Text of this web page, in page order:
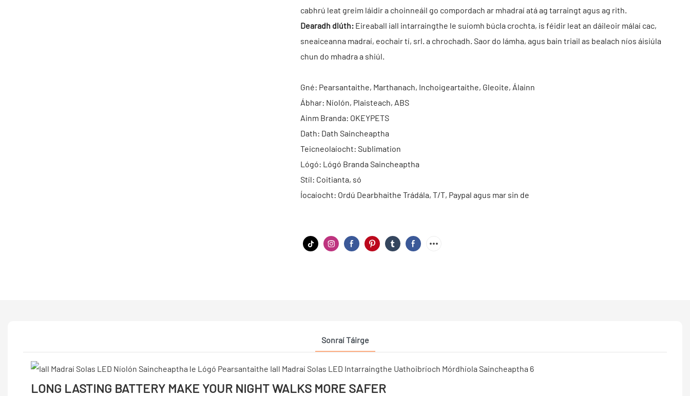
cabhrú leat greim láidir a choinneáil go compordach ar mhadraí atá ag tarraingt agus ag rith.
Dearadh dlúth: Eireaball iall intarraingthe le suíomh búcla crochta, is féidir leat an dáileoir málaí cac,
sneaiceanna madraí, eochair tí, srl. a chrochadh. Saor do lámha, agus bain triail as bealach níos áisiúla
chun do mhadra a shiúl.
Gné: Pearsantaithe, Marthanach, Inchoigeartaithe, Gleoite, Álainn
Ábhar: Níolón, Plaisteach, ABS
Ainm Branda: OKEYPETS
Dath: Dath Saincheaptha
Teicneolaíocht: Sublimation
Lógó: Lógó Branda Saincheaptha
Stíl: Coitianta, só
Íocaíocht: Ordú Dearbhaithe Trádála, T/T, Paypal agus mar sin de
Sonraí Táirge
LONG LASTING BATTERY MAKE YOUR NIGHT WALKS MORE SAFER